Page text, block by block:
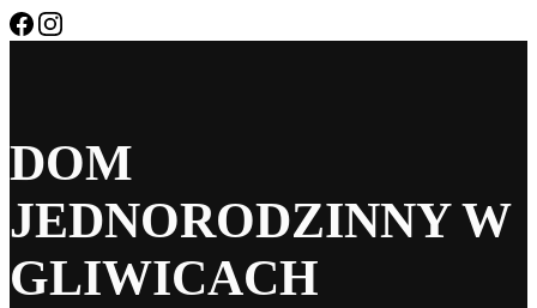
DOM
JEDNORODZINNY W
GLIWICACH